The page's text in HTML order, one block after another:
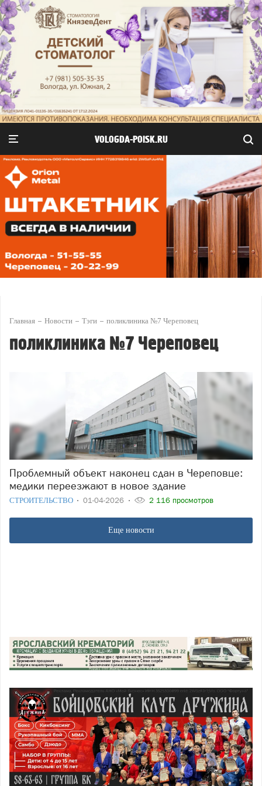
VOLOGDA-POISK.RU
Главная Новости Тэги поликлиника №7 Череповец
поликлиника №7 Череповец
Проблемный объект наконец сдан в Череповце:
медики переезжают в новое здание
СТРОИТЕЛЬСТВО 01-04-2026 2 116 просмотров
Еще новости